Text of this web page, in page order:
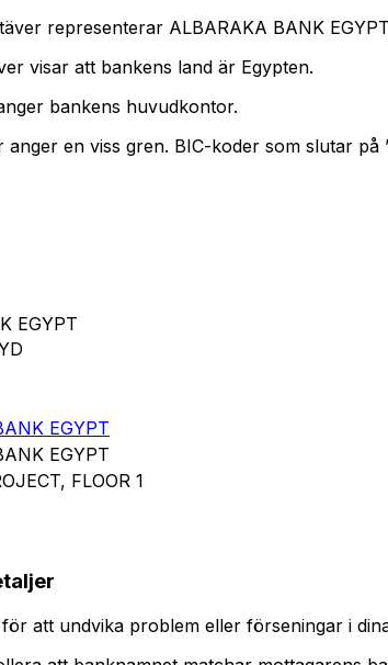
representerar ALBARAKA BANK EGYPT
visar att bankens land är Egypten.
bankens huvudkontor.
anger en viss gren. BIC-koder som slutar på
EGYPT
EGYPT
EGYPT
FLOOR 1
att undvika problem eller förseningar i